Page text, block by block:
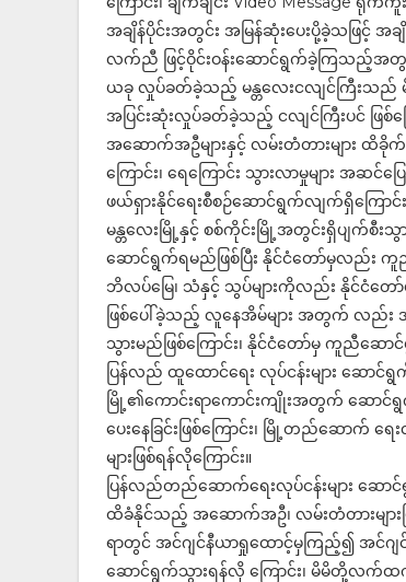
အချိန်ပိုင်းအတွင်း အမြန်ဆုံးပေးပို့ခဲ့သဖြ
လက်ညီ ဖြင့်ဝိုင်းဝန်းဆောင်ရွက်ခဲ့ကြသည့်အတွက်
ယခု လှုပ်ခတ်ခဲ့သည့် မန္တလေးငလျင်ကြီးသည်
အပြင်းဆုံးလှုပ်ခတ်ခဲ့သည့် ငလျင်ကြီးပင် ဖြစ်ကြ
အဆောက်အဦများနှင့် လမ်းတံတားများ ထိခို
ကြောင်း၊ ရေကြောင်း သွားလာမှုများ
ဖယ်ရှားနိုင်ရေးစီစဉ်ဆောင်ရွက်လျက်ရှိကြေ
မန္တလေးမြို့နှင့် စစ်ကိုင်းမြို့အတွင်းရှိပျက်စီး
ဆောင်ရွက်ရမည်ဖြစ်ပြီး နိုင်ငံတော်မှလည်း
ဘိလပ်မြေ၊ သံနှင့် သွပ်များကိုလည်း နိုင်ငံတော်မှ သ
ဖြစ်ပေါ်ခဲ့သည့် လူနေအိမ်များ အတွက် လည်း အမ
သွားမည်ဖြစ်ကြောင်း၊ နိုင်ငံတော်မှ ကူညီဆ
ပြန်လည် ထူထောင်ရေး လုပ်ငန်းများ ဆောင်ရွ
မြို့၏ကောင်းရာကောင်းကျိုးအတွက် ဆောင်ရွ
ပေးနေခြင်းဖြစ်ကြောင်း၊ မြို့တည်ဆောက်
များဖြစ်ရန်လိုကြောင်း။
ပြန်လည်တည်ဆောက်ရေးလုပ်ငန်းများ ဆ
ထိခံနိုင်သည့် အဆောက်အဦ၊ လမ်းတံတားမျာ
ရာတွင် အင်ဂျင်နီယာရှုထောင့်မှကြည့်၍ အင်ဂ
ဆောင်ရွက်သွားရန်လို ကြောင်း၊ မိမိတို့လက်